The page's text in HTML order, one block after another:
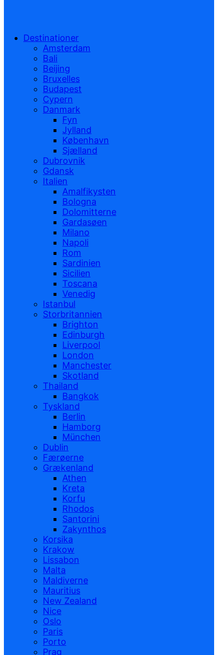
Destinationer
Amsterdam
Bali
Beijing
Bruxelles
Budapest
Cypern
Danmark
Fyn
Jylland
København
Sjælland
Dubrovnik
Gdansk
Italien
Amalfikysten
Bologna
Dolomitterne
Gardasøen
Milano
Napoli
Rom
Sardinien
Sicilien
Toscana
Venedig
Istanbul
Storbritannien
Brighton
Edinburgh
Liverpool
London
Manchester
Skotland
Thailand
Bangkok
Tyskland
Berlin
Hamborg
München
Dublin
Færøerne
Grækenland
Athen
Kreta
Korfu
Rhodos
Santorini
Zakynthos
Korsika
Krakow
Lissabon
Malta
Maldiverne
Mauritius
New Zealand
Nice
Oslo
Paris
Porto
Prag